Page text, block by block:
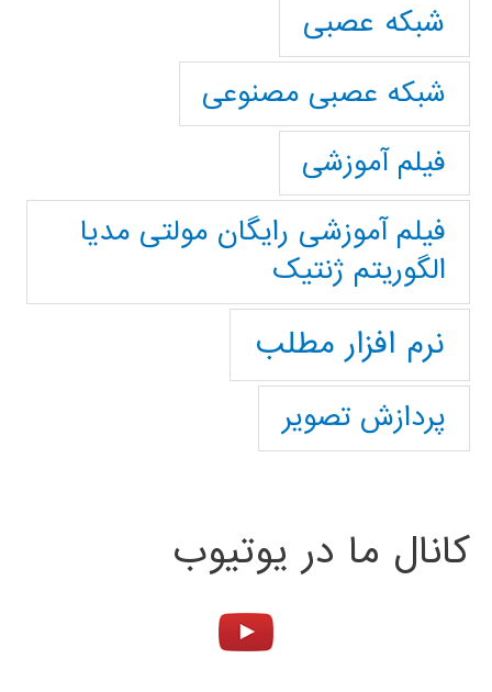
شبکه عصبی
شبکه عصبی مصنوعی
فیلم آموزشی
فیلم آموزشی رایگان مولتی مدیا
الگوریتم ژنتیک
نرم افزار مطلب
پردازش تصویر
کانال ما در یوتیوب